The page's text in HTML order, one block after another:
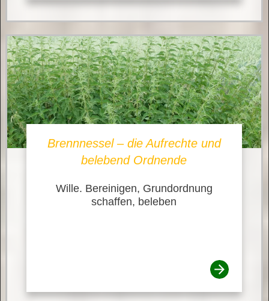
Brennnessel – die Aufrechte und
belebend Ordnende
Wille. Bereinigen, Grundordnung
schaffen, beleben